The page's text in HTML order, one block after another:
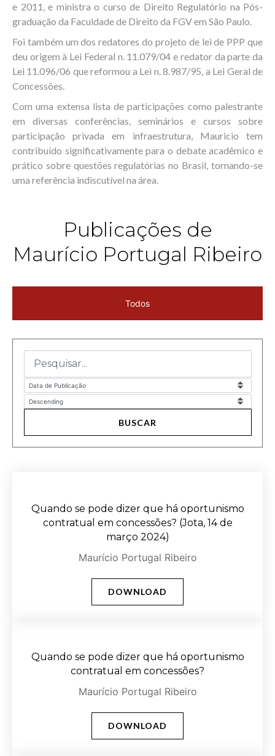
e 2011, e ministra o curso de Direito Regulatório na Pós-
graduação da Faculdade de Direito da FGV em São Paulo.
Foi também um dos redatores do projeto de lei de PPP que
deu origem à Lei Federal n. 11.079/04 e redator da parte da
Lei 11.096/06 que reformou a Lei n. 8.987/95, a Lei Geral de
Concessões.
Com uma extensa lista de participações como palestrante
em diversas conferências, seminários e cursos sobre
participação privada em infraestrutura, Mauricio tem
contribuído significativamente para o debate acadêmico e
prático sobre questões regulatórias no Brasil, tornando-se
uma referência indiscutível na área.
Publicações de
Maurício Portugal Ribeiro
Todos
BUSCAR
Quando se pode dizer que há oportunismo
contratual em concessões? (Jota, 14 de
março 2024)
Maurício Portugal Ribeiro
DOWNLOAD
Quando se pode dizer que há oportunismo
contratual em concessões?
Maurício Portugal Ribeiro
DOWNLOAD